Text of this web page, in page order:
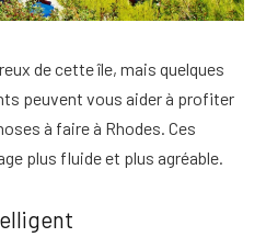
de cette île, mais quelques
peuvent vous aider à profiter
à faire à Rhodes. Ces
plus fluide et plus agréable.